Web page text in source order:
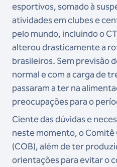
esportivos, somado à
atividades em clubes e
pelo mundo, incluindo o
alterou drasticamente a
brasileiros. Sem previsão
normal e com a carga de
passaram a ter na
preocupações para o
Ciente das dúvidas e
neste momento, o Comitê
(COB), além de ter
orientações para evitar o